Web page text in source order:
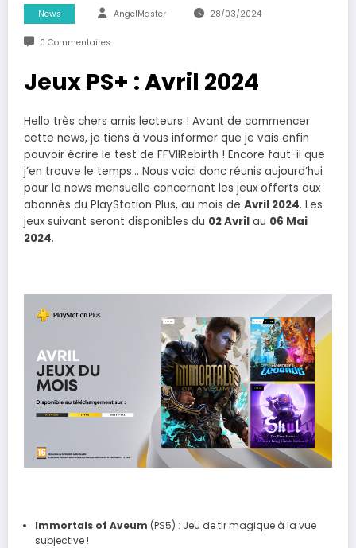
News AngelMaster 28/03/2024
0 Commentaires
Jeux PS+ : Avril 2024
Hello très chers amis lecteurs ! Avant de commencer
cette news, je tiens à vous informer que je vais enfin
pouvoir écrire le test de FFVIIRebirth ! Encore faut-il que
j’en trouve le temps… Nous voici donc réunis aujourd’hui
pour la news mensuelle concernant les jeux offerts aux
abonnés du PlayStation Plus, au mois de Avril 2024. Les
jeux suivant seront disponibles du 02 Avril au 06 Mai
2024.
Immortals of Aveum (PS5) : Jeu de tir magique à la vue
subjective !